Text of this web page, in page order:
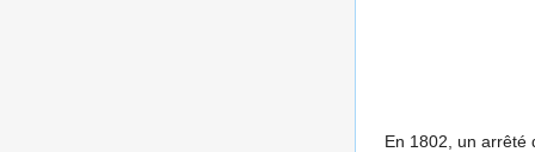
En 1802, un arrêté